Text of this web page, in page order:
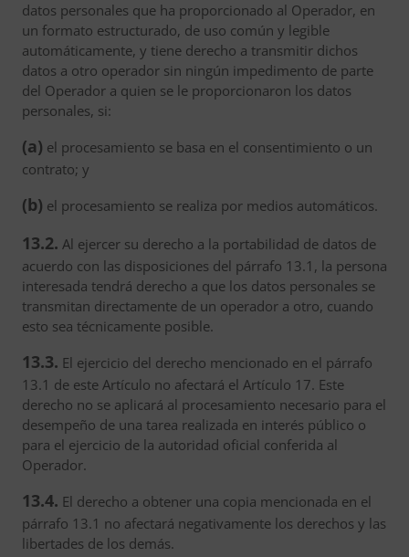
datos personales que ha proporcionado al Operador, en
un formato estructurado, de uso común y legible
automáticamente, y tiene derecho a transmitir dichos
datos a otro operador sin ningún impedimento de parte
del Operador a quien se le proporcionaron los datos
personales, si:
(a) el procesamiento se basa en el consentimiento o un
contrato; y
(b) el procesamiento se realiza por medios automáticos.
13.2. Al ejercer su derecho a la portabilidad de datos de
acuerdo con las disposiciones del párrafo 13.1, la persona
interesada tendrá derecho a que los datos personales se
transmitan directamente de un operador a otro, cuando
esto sea técnicamente posible.
13.3. El ejercicio del derecho mencionado en el párrafo
13.1 de este Artículo no afectará el Artículo 17. Este
derecho no se aplicará al procesamiento necesario para el
desempeño de una tarea realizada en interés público o
para el ejercicio de la autoridad oficial conferida al
Operador.
13.4. El derecho a obtener una copia mencionada en el
párrafo 13.1 no afectará negativamente los derechos y las
libertades de los demás.